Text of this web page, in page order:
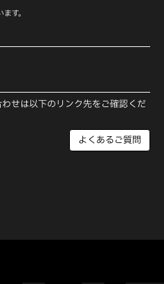
す。
せは以下のリンク先をご確認くだ
よくあるご質問